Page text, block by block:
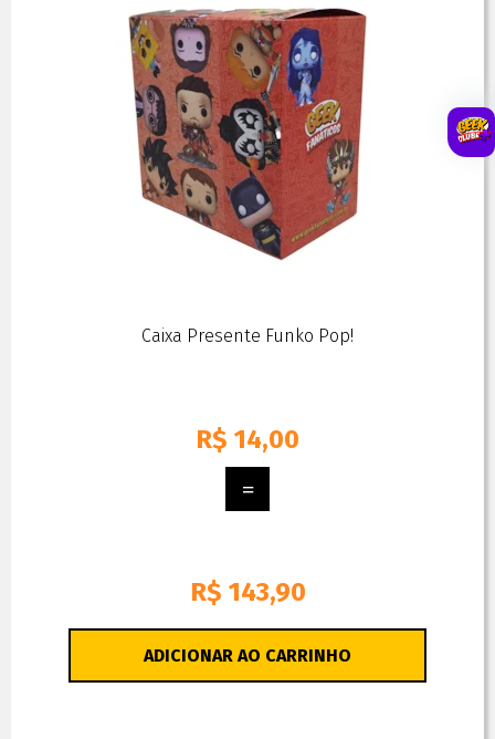
Caixa Presente Funko Pop!
R$ 14,00
R$ 143,90
ADICIONAR AO CARRINHO